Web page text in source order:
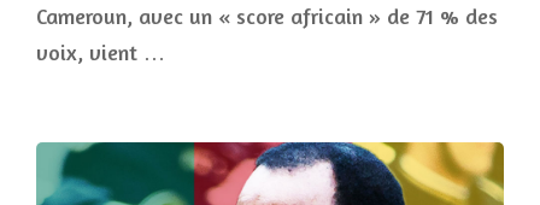
Cameroun, avec un « score africain » de 71 % des
voix, vient …